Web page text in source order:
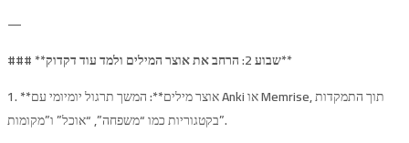
—
### **
שבוע 2: הרחב את אוצר המילים ולמד עוד דקדוק**
1. **אוצר מילים**: המשך תרגול יומיומי עם Anki או Memrise, תוך התמקדות
בקטגוריות כמו “משפחה”, “אוכל” ו”מקומות”.